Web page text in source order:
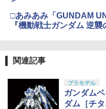
□あみあみ「GUNDAM
『機動戦士ガンダム 逆
関連記事
プラモデル
ガンダム
ダム［チ